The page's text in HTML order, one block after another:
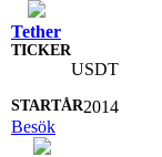
Tether
USDT
2014
Besök